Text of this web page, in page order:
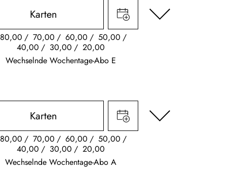
Karten
80,00 70,00 60,00
50,00
40,00
30,00
20,00
Wechselnde Wochentage-Abo E
Karten
80,00 70,00 60,00
50,00
40,00
30,00
20,00
Wechselnde Wochentage-Abo A